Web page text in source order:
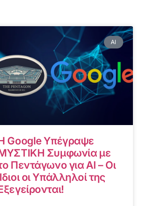
AI
Google Υπέγραψε
Συμφωνία με
Πεντάγωνο για AI – Οι
οι Υπάλληλοί της